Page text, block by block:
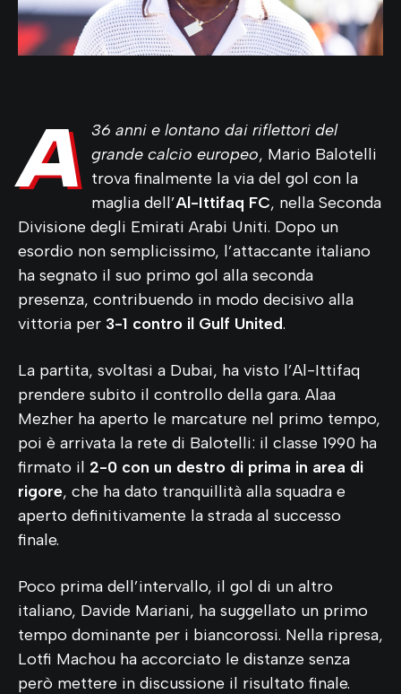
A 36 anni e lontano dai riflettori del
grande calcio europeo, Mario Balotelli
trova finalmente la via del gol con la
maglia dell’Al-Ittifaq FC, nella Seconda
Divisione degli Emirati Arabi Uniti. Dopo un
esordio non semplicissimo, l’attaccante italiano
ha segnato il suo primo gol alla seconda
presenza, contribuendo in modo decisivo alla
vittoria per 3-1 contro il Gulf United.
La partita, svoltasi a Dubai, ha visto l’Al-Ittifaq
prendere subito il controllo della gara. Alaa
Mezher ha aperto le marcature nel primo tempo,
poi è arrivata la rete di Balotelli: il classe 1990 ha
firmato il 2-0 con un destro di prima in area di
rigore, che ha dato tranquillità alla squadra e
aperto definitivamente la strada al successo
finale.
Poco prima dell’intervallo, il gol di un altro
italiano, Davide Mariani, ha suggellato un primo
tempo dominante per i biancorossi. Nella ripresa,
Lotfi Machou ha accorciato le distanze senza
però mettere in discussione il risultato finale.